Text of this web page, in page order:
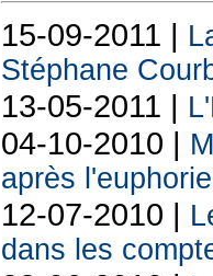
15-09-2011 |
Stéphane
13-05-2011 |
04-10-2010 |
après l'euphorie
12-07-2010 |
dans les